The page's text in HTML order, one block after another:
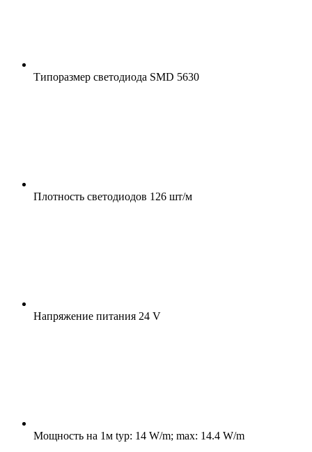
Типоразмер светодиода SMD 5630
Плотность светодиодов 126 шт/м
Напряжение питания 24 V
Мощность на 1м typ: 14 W/m; max: 14.4 W/m